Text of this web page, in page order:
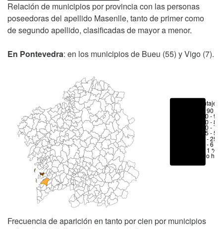
Relación de municipios por provincia con las personas
poseedoras del apellido Masenlle, tanto de primer como
de segundo apellido, clasificadas de mayor a menor.
En Pontevedra: en los municipios de Bueu (55) y Vigo (7).
Porcentajes
> 90 %
80 -
70 -
50 -
25 -
6 - 25
1 - 6 %
< 1 %
No hay
Frecuencia de aparición en tanto por cien por municipios